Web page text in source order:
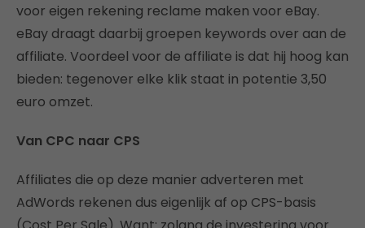
voor eigen rekening reclame maken voor eBay.
eBay draagt daarbij groepen keywords over aan de
affiliate. Voordeel voor de affiliate is dat hij hoog kan
bieden: tegenover elke klik staat in potentie 3,50
euro omzet.
Van CPC naar CPS
Affiliates die op deze manier adverteren met
AdWords rekenen dus eigenlijk af op CPS-basis